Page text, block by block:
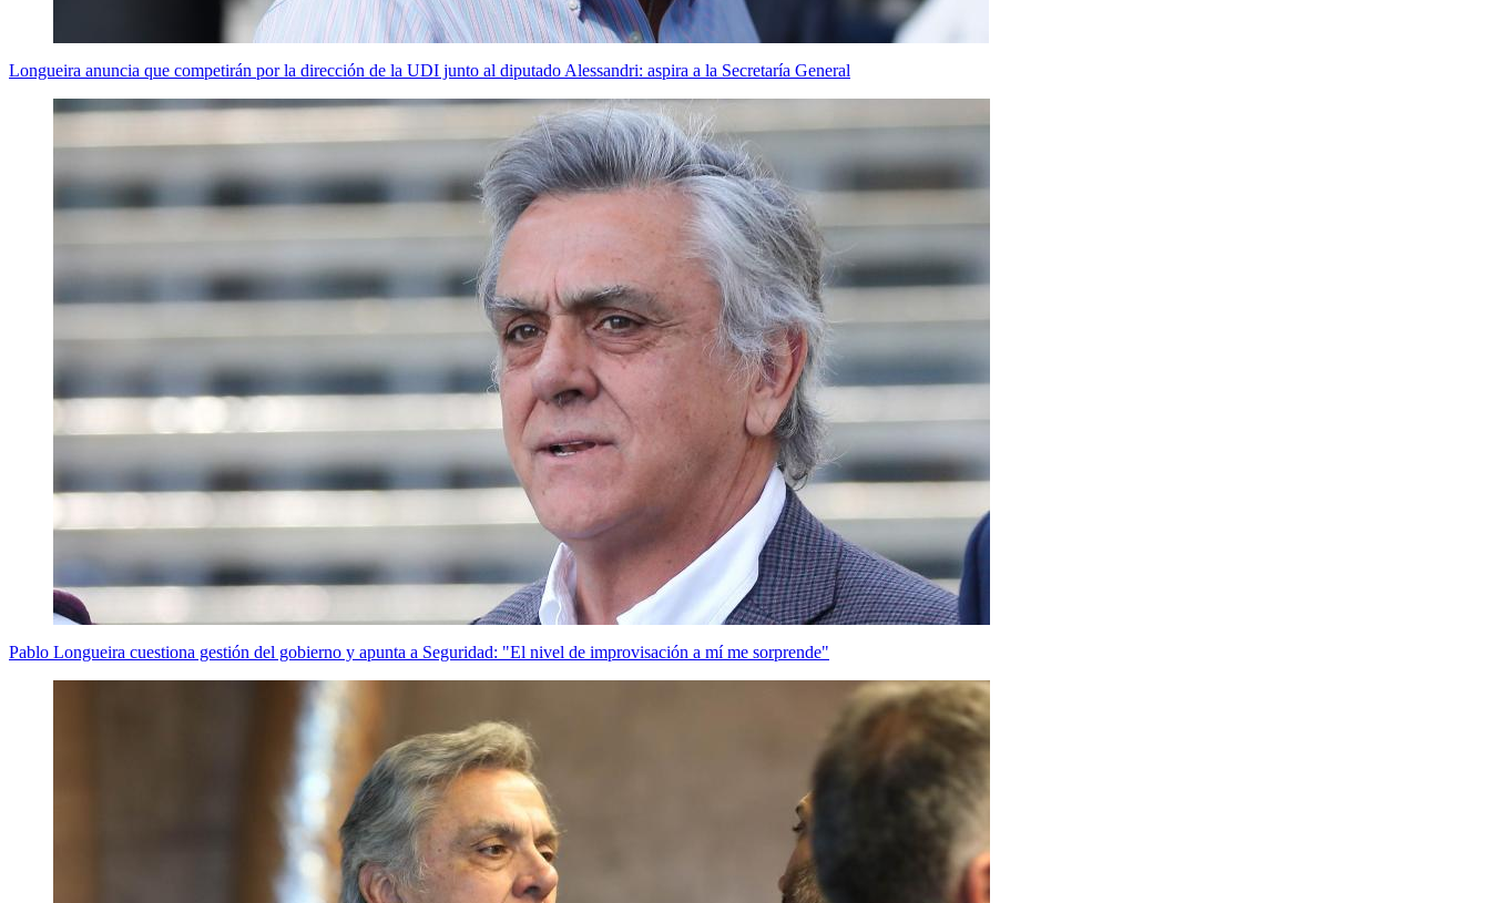
Longueira anuncia que competirán por la dirección de la UDI junto al diputado Alessandri: aspira a la Secretaría General
Pablo Longueira cuestiona gestión del gobierno y apunta a Seguridad: "El nivel de improvisación a mí me sorprende"